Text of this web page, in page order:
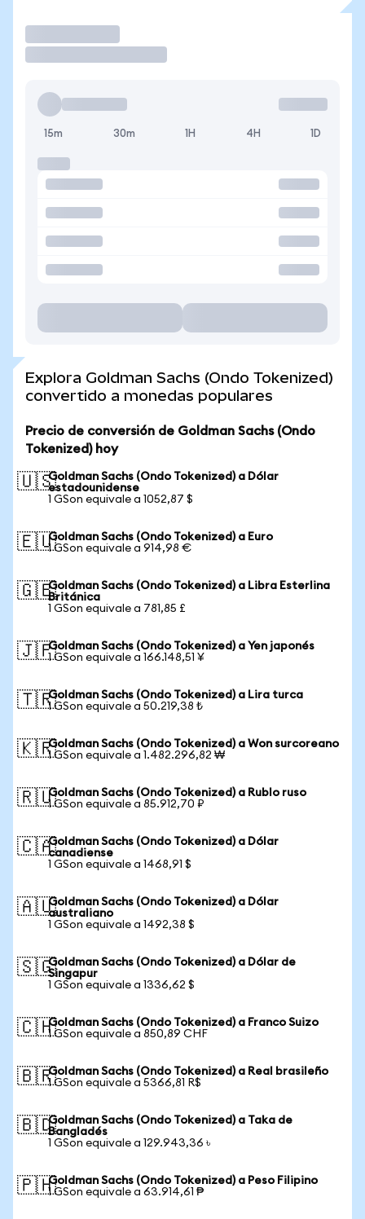
15m 30m 1H 4H 1D
Explora Goldman Sachs (Ondo Tokenized)
convertido a monedas populares
Precio de conversión de Goldman Sachs (Ondo
Tokenized) hoy
🇺🇸Goldman Sachs (Ondo Tokenized) a Dólar
estadounidense
1 GSon equivale a 1052,87 $
🇪🇺Goldman Sachs (Ondo Tokenized) a Euro
1 GSon equivale a 914,98 €
🇬🇧Goldman Sachs (Ondo Tokenized) a Libra Esterlina
Británica
1 GSon equivale a 781,85 £
🇯🇵Goldman Sachs (Ondo Tokenized) a Yen japonés
1 GSon equivale a 166.148,51 ¥
🇹🇷Goldman Sachs (Ondo Tokenized) a Lira turca
1 GSon equivale a 50.219,38 ₺
🇰🇷Goldman Sachs (Ondo Tokenized) a Won surcoreano
1 GSon equivale a 1.482.296,82 ₩
🇷🇺Goldman Sachs (Ondo Tokenized) a Rublo ruso
1 GSon equivale a 85.912,70 ₽
🇨🇦Goldman Sachs (Ondo Tokenized) a Dólar
canadiense
1 GSon equivale a 1468,91 $
🇦🇺Goldman Sachs (Ondo Tokenized) a Dólar
australiano
1 GSon equivale a 1492,38 $
🇸🇬Goldman Sachs (Ondo Tokenized) a Dólar de
Singapur
1 GSon equivale a 1336,62 $
🇨🇭Goldman Sachs (Ondo Tokenized) a Franco Suizo
1 GSon equivale a 850,89 CHF
🇧🇷Goldman Sachs (Ondo Tokenized) a Real brasileño
1 GSon equivale a 5366,81 R$
🇧🇩Goldman Sachs (Ondo Tokenized) a Taka de
Bangladés
1 GSon equivale a 129.943,36 ৳
🇵🇭Goldman Sachs (Ondo Tokenized) a Peso Filipino
1 GSon equivale a 63.914,61 ₱